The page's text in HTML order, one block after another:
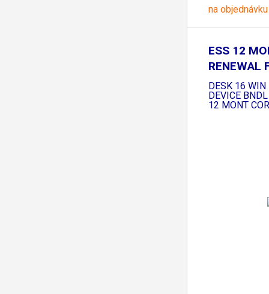
na objednávku
ESS 12
RENEWAL
RECOVERY
DESK 16 WIN
DEVICE
12 MONT